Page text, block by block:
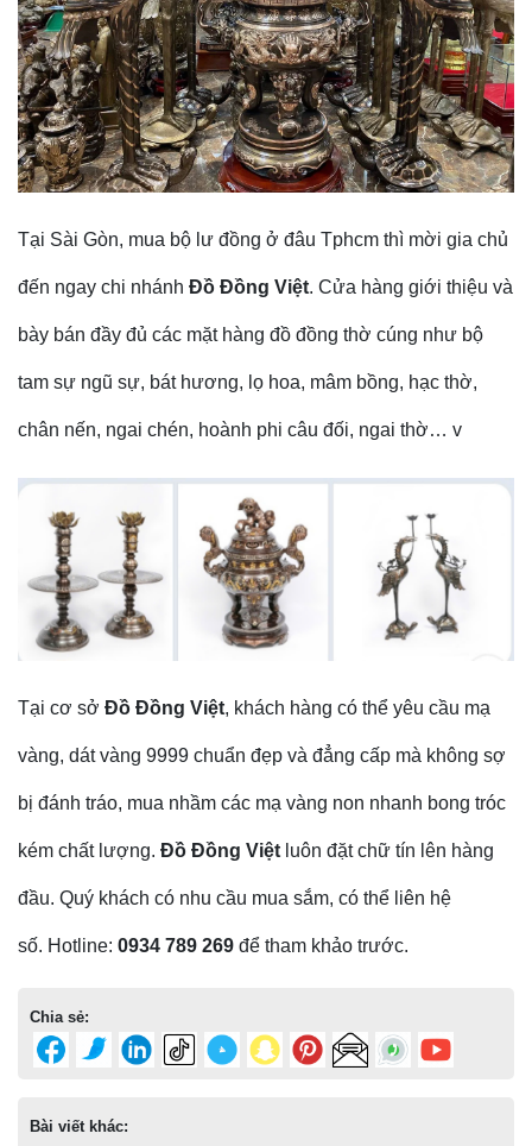
Tại Sài Gòn, mua bộ lư đồng ở đâu Tphcm thì mời gia chủ
đến ngay chi nhánh Đồ Đồng Việt. Cửa hàng giới thiệu và
bày bán đầy đủ các mặt hàng đồ đồng thờ cúng như bộ
tam sự ngũ sự, bát hương, lọ hoa, mâm bồng, hạc thờ,
chân nến, ngai chén, hoành phi câu đối, ngai thờ… v
Tại cơ sở Đồ Đồng Việt, khách hàng có thể yêu cầu mạ
vàng, dát vàng 9999 chuẩn đẹp và đẳng cấp mà không sợ
bị đánh tráo, mua nhầm các mạ vàng non nhanh bong tróc
kém chất lượng. Đồ Đồng Việtluôn đặt chữ tín lên hàng
đầu. Quý khách có nhu cầu mua sắm, có thể liên hệ
số. Hotline: 0934 789 269 để tham khảo trước.
Chia sẻ:
Bài viết khác: